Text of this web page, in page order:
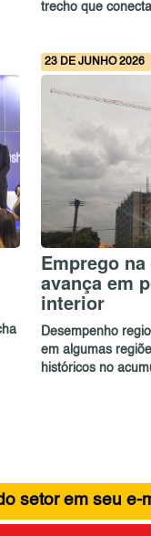
trecho que
23 DE JUNHO 2026
Emprego
avança em
interior
Desempenho
em algumas
históricos no
setor em seu e-